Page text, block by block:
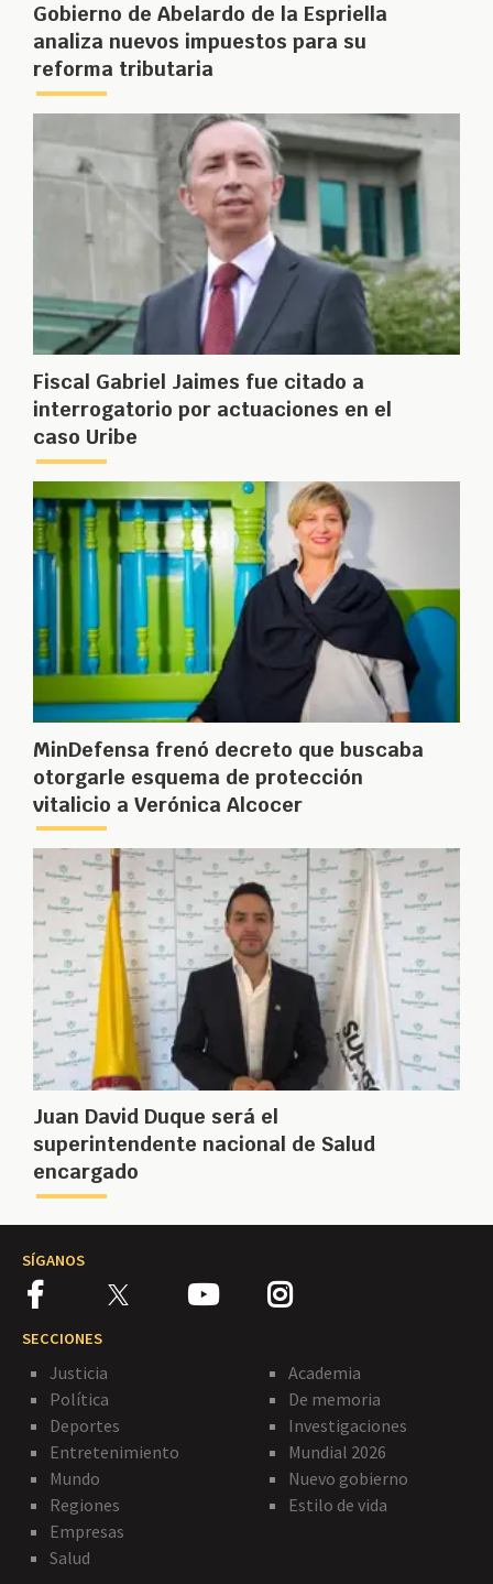
Gobierno de Abelardo de la Espriella
analiza nuevos impuestos para su
reforma tributaria
Fiscal Gabriel Jaimes fue citado a
interrogatorio por actuaciones en el
caso Uribe
MinDefensa frenó decreto que buscaba
otorgarle esquema de protección
vitalicio a Verónica Alcocer
Juan David Duque será el
superintendente nacional de Salud
encargado
SÍGANOS
SECCIONES
Justicia
Política
Deportes
Entretenimiento
Mundo
Regiones
Empresas
Salud
Academia
De memoria
Investigaciones
Mundial 2026
Nuevo gobierno
Estilo de vida